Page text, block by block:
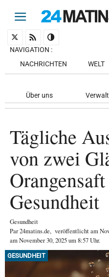
NAVIGATION :
NACHRICHTEN
WELT
Über uns
Tägliche
von zwei
Gesundheit
Gesundheit
Par24matins.de, veröffentlicht am
am November 30, 2025 um 8:57 Uhr.
GESUNDHEIT